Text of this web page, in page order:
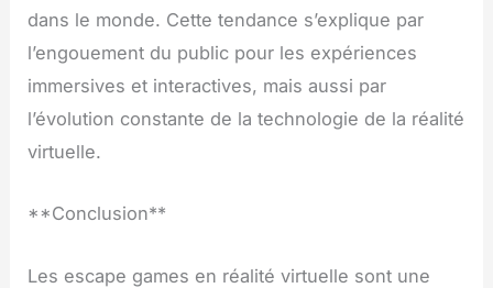
dans le monde. Cette tendance s’explique par
l’engouement du public pour les expériences
immersives et interactives, mais aussi par
l’évolution constante de la technologie de la réalité
virtuelle.
**Conclusion**
Les escape games en réalité virtuelle sont une